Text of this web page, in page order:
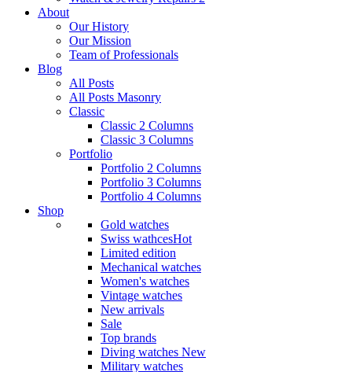
About
Our History
Our Mission
Team of Professionals
Blog
All Posts
All Posts Masonry
Classic
Classic 2 Columns
Classic 3 Columns
Portfolio
Portfolio 2 Columns
Portfolio 3 Columns
Portfolio 4 Columns
Shop
Gold watches
Swiss wathcesHot
Limited edition
Mechanical watches
Women's watches
Vintage watches
New arrivals
Sale
Top brands
Diving watches New
Military watches